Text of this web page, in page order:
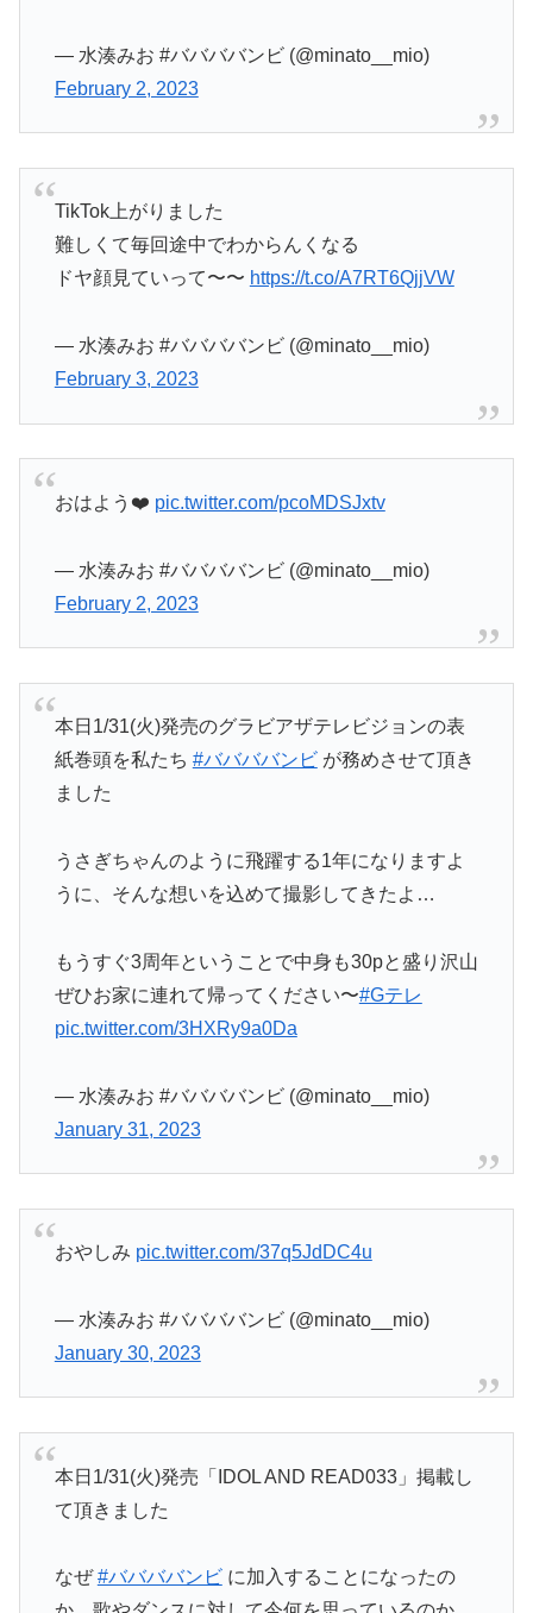
— 水湊みお #ババババンビ (@minato__mio)
February 2, 2023
TikTok上がりました
難しくて毎回途中でわからんくなる
ドヤ顔見ていって〜〜 https://t.co/A7RT6QjjVW
— 水湊みお #ババババンビ (@minato__mio)
February 3, 2023
おはよう❤️ pic.twitter.com/pcoMDSJxtv
— 水湊みお #ババババンビ (@minato__mio)
February 2, 2023
本日1/31(火)発売のグラビアザテレビジョンの表
紙巻頭を私たち #ババババンビが務めさせて頂き
ました
うさぎちゃんのように飛躍する1年になりますよ
うに、そんな想いを込めて撮影してきたよ…
もうすぐ3周年ということで中身も30pと盛り沢山
ぜひお家に連れて帰ってください〜#Gテレ
pic.twitter.com/3HXRy9a0Da
— 水湊みお #ババババンビ (@minato__mio)
January 31, 2023
おやしみ pic.twitter.com/37q5JdDC4u
— 水湊みお #ババババンビ (@minato__mio)
January 30, 2023
本日1/31(火)発売「IDOL AND READ033」掲載し
て頂きました
なぜ#ババババンビに加入することになったの